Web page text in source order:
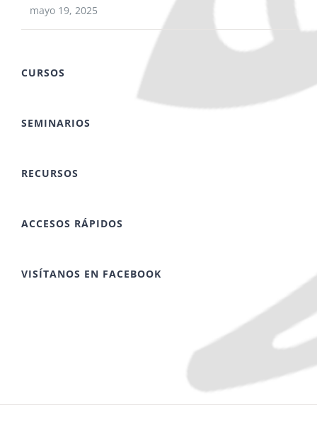
mayo 19, 2025
CURSOS
SEMINARIOS
RECURSOS
ACCESOS RÁPIDOS
VISÍTANOS EN FACEBOOK